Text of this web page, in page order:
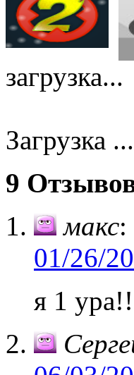
загрузка...
Загрузка ...
9
макс:
01/26/
я 1 ура!!